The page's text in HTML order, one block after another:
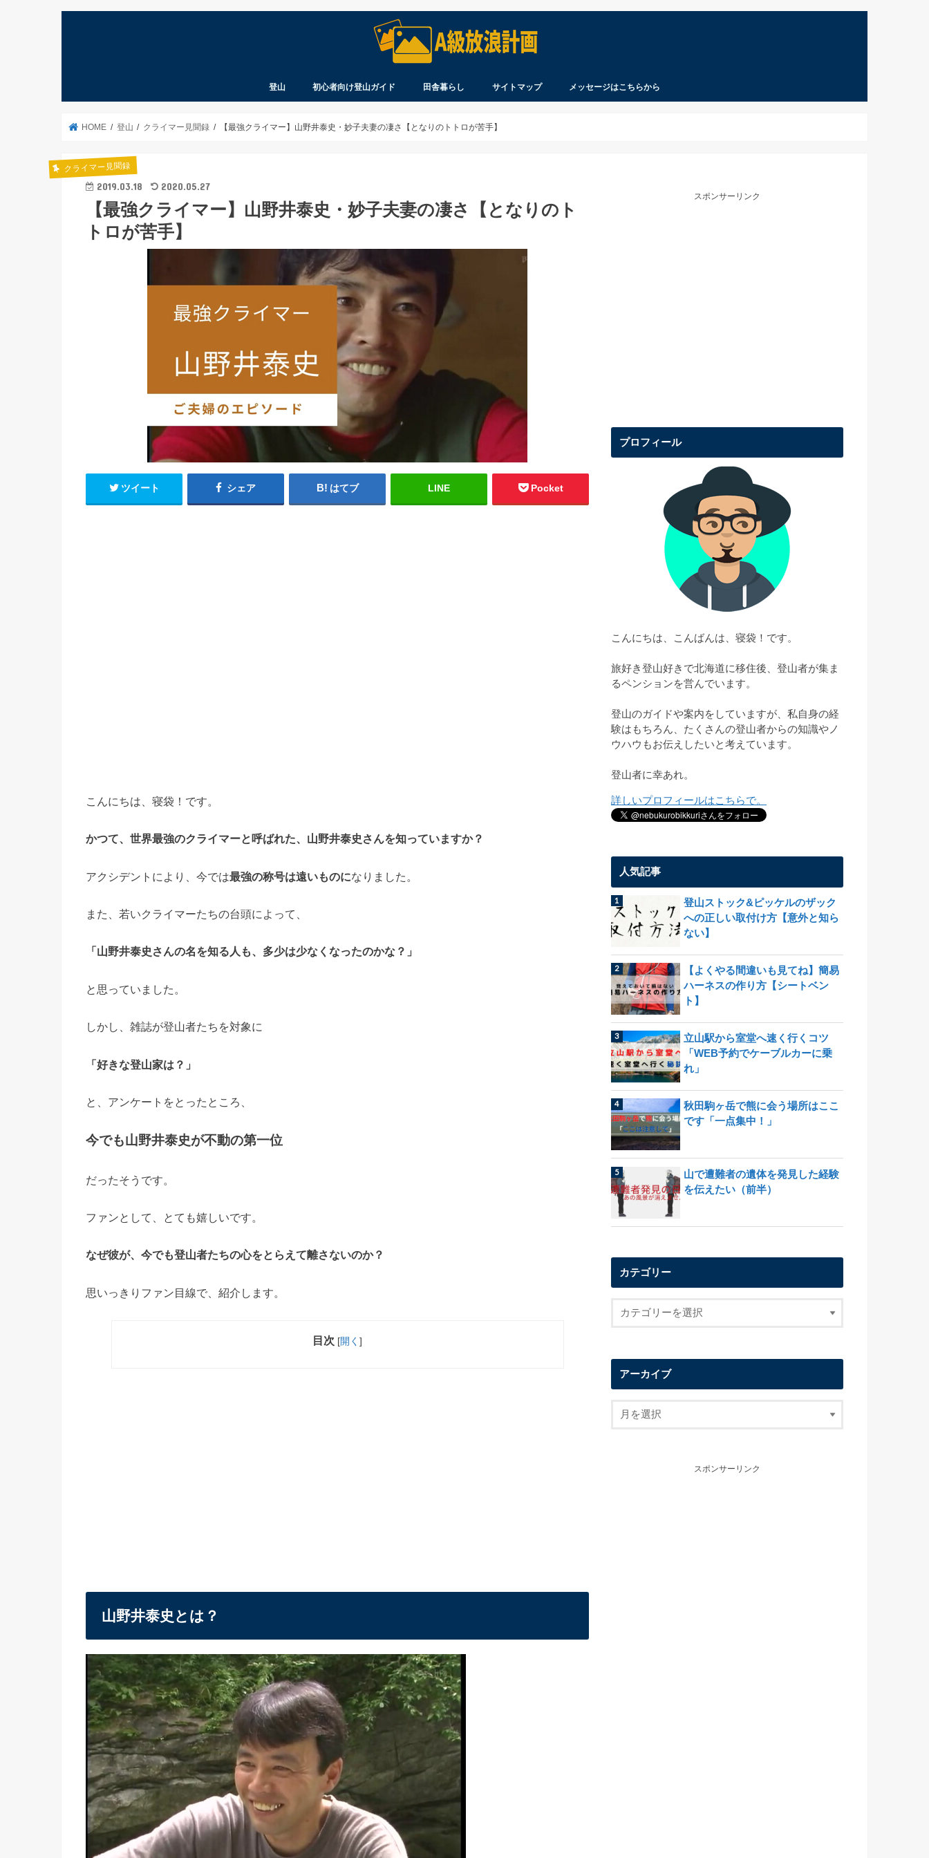
登山 初心者向け登山ガイド 田舎暮らし サイトマップ メッセージはこちらから
HOME 登山 クライマー見聞録 【最強クライマー】山野井泰史・妙子夫妻の凄さ【となりのトトロが苦手】
クライマー見聞録
2019.03.18 2020.05.27
【最強クライマー】山野井泰史・妙子夫妻の凄さ【となりのト
トロが苦手】
ツイート シェア はてブ LINE Pocket
こんにちは、寝袋！です。
かつて、世界最強のクライマーと呼ばれた、山野井泰史さんを知っていますか？
アクシデントにより、今では最強の称号は遠いものになりました。
また、若いクライマーたちの台頭によって、
「山野井泰史さんの名を知る人も、多少は少なくなったのかな？」
と思っていました。
しかし、雑誌が登山者たちを対象に
「好きな登山家は？」
と、アンケートをとったところ、
今でも山野井泰史が不動の第一位
だったそうです。
ファンとして、とても嬉しいです。
なぜ彼が、今でも登山者たちの心をとらえて離さないのか？
思いっきりファン目線で、紹介します。
目次 [開く ]
山野井泰史とは？
スポンサーリンク
プロフィール
こんにちは、こんばんは、寝袋！です。
旅好き登山好きで北海道に移住後、登山者が集ま
るペンションを営んでいます。
登山のガイドや案内をしていますが、私自身の経
験はもちろん、たくさんの登山者からの知識やノ
ウハウもお伝えしたいと考えています。
登山者に幸あれ。
詳しいプロフィールはこちらで。
人気記事
登山ストック&ピッケルのザック
への正しい取付け方【意外と知ら
ない】
【よくやる間違いも見てね】簡易
ハーネスの作り方【シートベン
ト】
立山駅から室堂へ速く行くコツ
「WEB予約でケーブルカーに乗
れ」
秋田駒ヶ岳で熊に会う場所はここ
です「一点集中！」
山で遭難者の遺体を発見した経験
を伝えたい（前半）
カテゴリー
アーカイブ
スポンサーリンク